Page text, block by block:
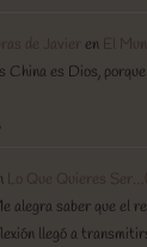
de Javier en El
China es Dios,
Lo Que Quieres
alegra saber que el
llegó a